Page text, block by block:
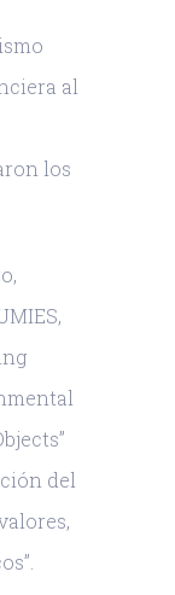
al
los
del